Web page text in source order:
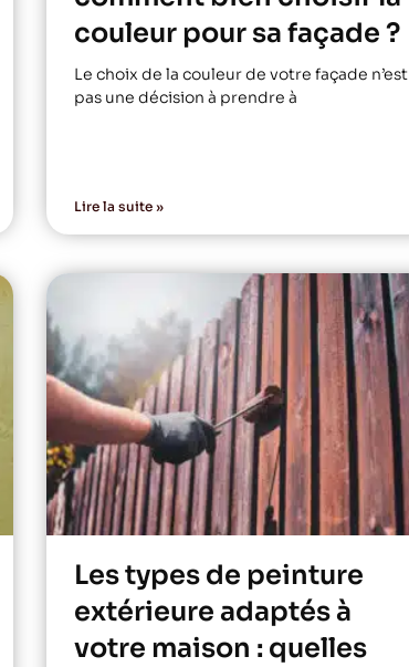
couleur pour sa façade ?
Le choix de la couleur de votre façade n’est
pas une décision à prendre à
Lire la suite »
Les types de peinture
extérieure adaptés à
votre maison : quelles